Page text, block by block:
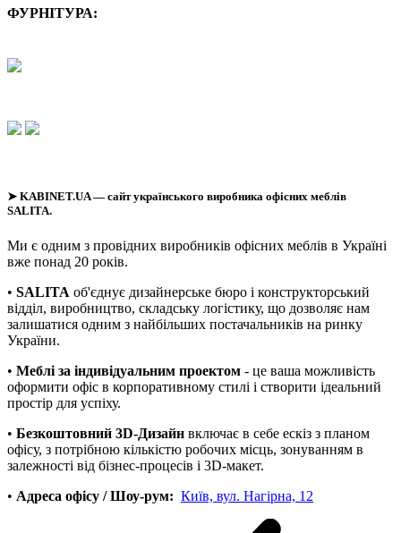
ФУРНІТУРА:
➤ KABINET.UA— сайт українського виробника офісних меблів
SALITA.
Ми є одним з провідних виробників офісних меблів в Україні
вже понад 20 років.
• SALITA об'єднує дизайнерське бюро і конструкторський
відділ, виробництво, складську логістику, що дозволяє нам
залишатися одним з найбільших постачальників на ринку
України.
• Меблі за індивідуальним проектом - це ваша можливість
оформити офіс в корпоративному стилі і створити ідеальний
простір для успіху.
• Безкоштовний 3D-Дизайн включає в себе ескіз з планом
офісу, з потрібною кількістю робочих місць, зонуванням в
залежності від бізнес-процесів і 3D-макет.
• Адреса офісу / Шоу-рум: Київ, вул. Нагірна, 12